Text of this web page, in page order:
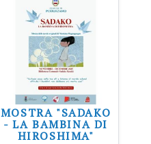
MOSTRA "SADAKO
- LA BAMBINA DI
HIROSHIMA"